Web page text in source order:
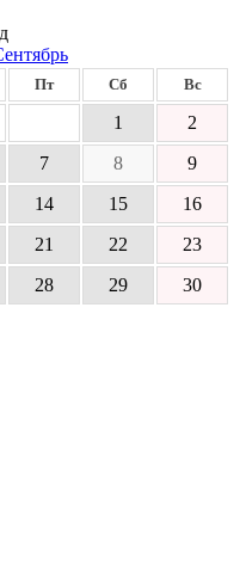
Пт Сб Вс
1
2
7 8
9
14 15
16
21 22
23
28 29
30